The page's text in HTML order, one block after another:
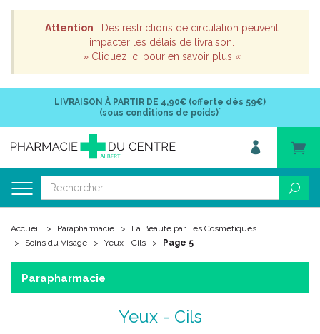
Attention : Des restrictions de circulation peuvent
impacter les délais de livraison.
» Cliquez ici pour en savoir plus «
LIVRAISON À PARTIR DE 4,90€ (offerte dès 59€)
(sous conditions de poids)*
Accueil Parapharmacie
La Beauté par Les Cosmétiques
Soins du Visage
Yeux - Cils Page 5
Parapharmacie
Yeux - Cils